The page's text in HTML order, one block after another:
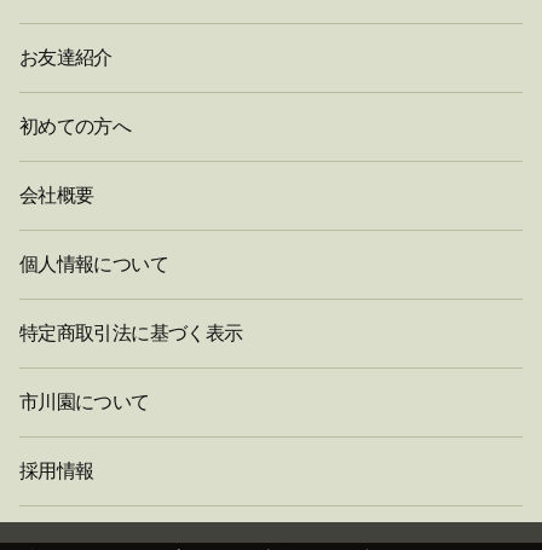
お友達紹介
初めての方へ
会社概要
個人情報について
特定商取引法に基づく表示
市川園について
採用情報
閉